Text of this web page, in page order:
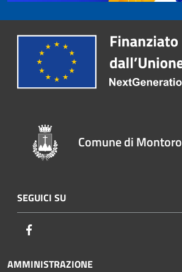
Comune di Montoro
SEGUICI SU
AMMINISTRAZIONE